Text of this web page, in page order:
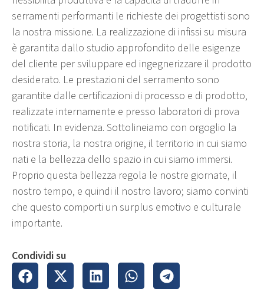
serramenti performanti le richieste dei progettisti sono
la nostra missione. La realizzazione di infissi su misura
è garantita dallo studio approfondito delle esigenze
del cliente per sviluppare ed ingegnerizzare il prodotto
desiderato. Le prestazioni del serramento sono
garantite dalle certificazioni di processo e di prodotto,
realizzate internamente e presso laboratori di prova
notificati. In evidenza. Sottolineiamo con orgoglio la
nostra storia, la nostra origine, il territorio in cui siamo
nati e la bellezza dello spazio in cui siamo immersi.
Proprio questa bellezza regola le nostre giornate, il
nostro tempo, e quindi il nostro lavoro; siamo convinti
che questo comporti un surplus emotivo e culturale
importante.
Condividi su